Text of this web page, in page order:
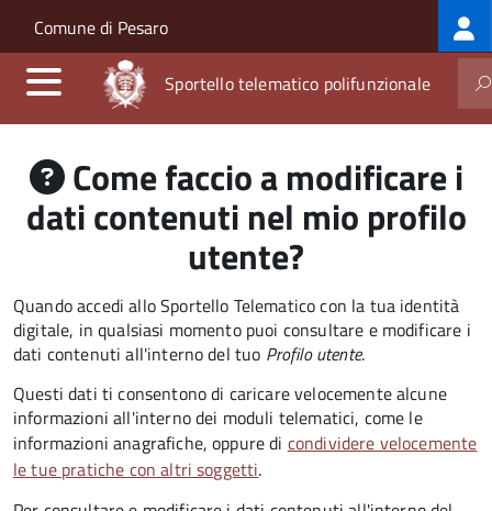
Salta al contenuto principale
Skip to site navigation
Comune di Pesaro
Sportello telematico polifunzionale
Come faccio a modificare i
dati contenuti nel mio profilo
utente?
Quando accedi allo Sportello Telematico con la tua identità
digitale, in qualsiasi momento puoi consultare e modificare i
dati contenuti all'interno del tuo Profilo utente.
Questi dati ti consentono di caricare velocemente alcune
informazioni all'interno dei moduli telematici, come le
informazioni anagrafiche, oppure di condividere velocemente
le tue pratiche con altri soggetti.